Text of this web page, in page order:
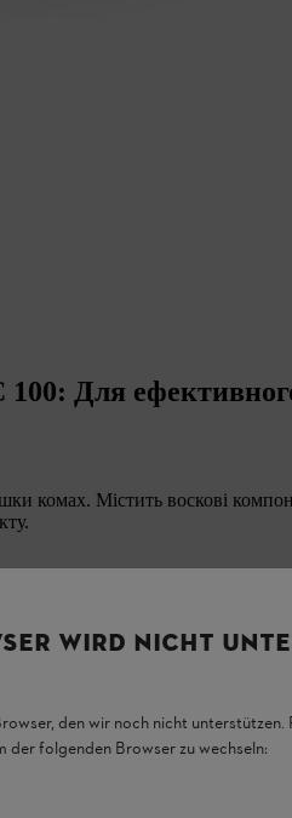
Для
комах. Містить воскові
WIRD NICHT
den wir noch nicht
der folgenden Browser zu wechseln: